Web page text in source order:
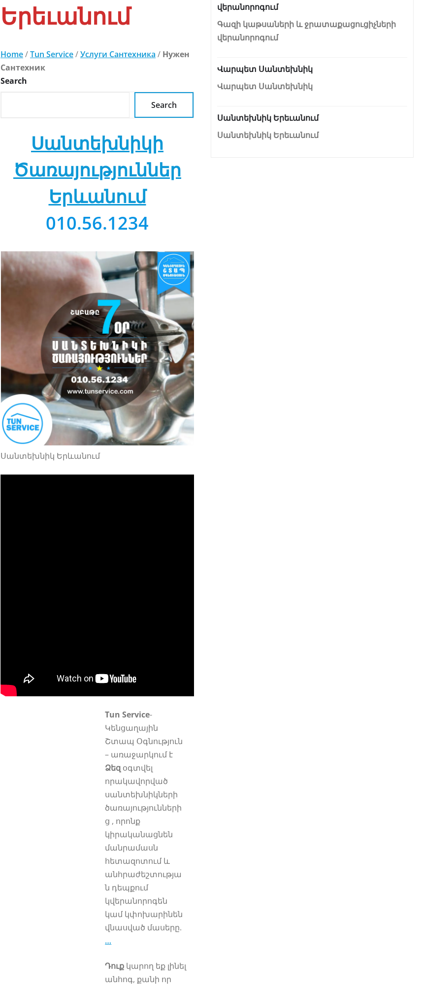
Երեւանում
Home/Tun Service/Услуги Сантехника / Нужен
Сантехник
Search
Search
Սանտեխնիկի
Ծառայություններ
Երևանում
010.56.1234
Սանտեխնիկ Երևանում
Tun Service-
Կենցաղային
Շտապ Օգնություն
– առաջարկում է
Ձեզ օգտվել
որակավորված
սանտեխնիկների
ծառայությունների
ց , որոնք
կիրականացնեն
մանրամասն
հետազոտում և
անհրաժեշտությա
ն դեպքում
կվերանորոգեն
կամ կփոխարինեն
վնասված մասերը.
…
Դուք կարող եք լինել
անհոգ, քանի որ
վերանորոգում
Գազի կաթսաների և ջրատաքացուցիչների
վերանորոգում
Վարպետ Սանտեխնիկ
Վարպետ Սանտեխնիկ
Սանտեխնիկ Երեւանում
Սանտեխնիկ Երեւանում